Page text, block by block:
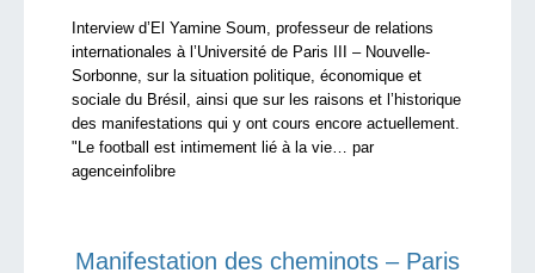
Interview d’El Yamine Soum, professeur de relations
internationales à l’Université de Paris III – Nouvelle-
Sorbonne, sur la situation politique, économique et
sociale du Brésil, ainsi que sur les raisons et l’historique
des manifestations qui y ont cours encore actuellement.
"Le football est intimement lié à la vie… par
agenceinfolibre
Manifestation des cheminots – Paris